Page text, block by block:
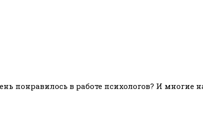
понравилось в работе психологов? И многие